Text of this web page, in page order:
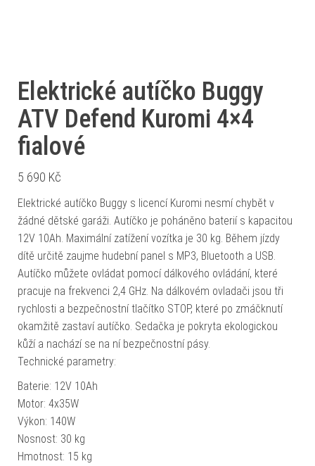
Elektrické autíčko Buggy
ATV Defend Kuromi 4×4
fialové
5 690 Kč
Elektrické autíčko Buggy s licencí Kuromi nesmí chybět v
žádné dětské garáži. Autíčko je poháněno baterií s kapacitou
12V 10Ah. Maximální zatížení vozítka je 30 kg. Během jízdy
dítě určitě zaujme hudební panel s MP3, Bluetooth a USB.
Autíčko můžete ovládat pomocí dálkového ovládání, které
pracuje na frekvenci 2,4 GHz. Na dálkovém ovladači jsou tři
rychlosti a bezpečnostní tlačítko STOP, které po zmáčknutí
okamžitě zastaví autíčko. Sedačka je pokryta ekologickou
kůží a nachází se na ní bezpečnostní pásy.
Technické parametry:
Baterie: 12V 10Ah
Motor: 4x35W
Výkon: 140W
Nosnost: 30 kg
Hmotnost: 15 kg